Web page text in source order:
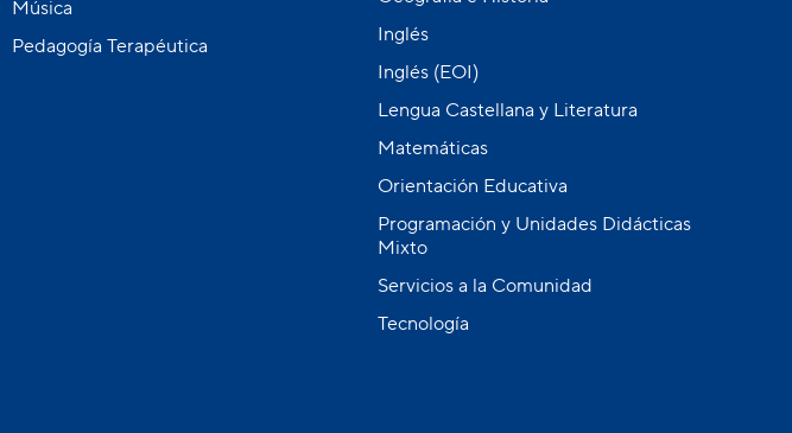
Música
Pedagogía Terapéutica
Inglés
Inglés (EOI)
Lengua Castellana y Literatura
Matemáticas
Orientación Educativa
Programación y Unidades Didácticas
Mixto
Servicios a la Comunidad
Tecnología